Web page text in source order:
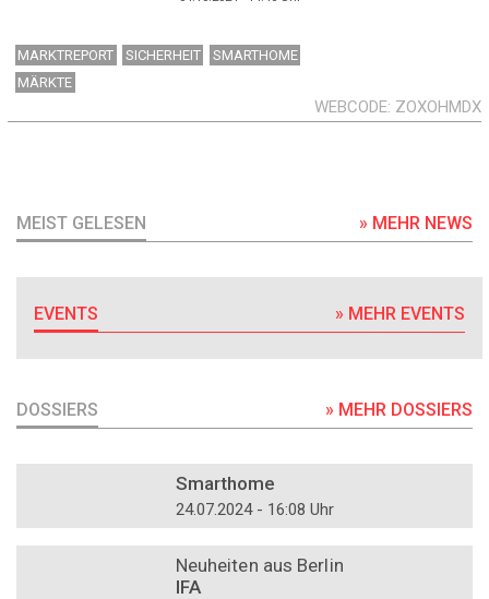
MARKTREPORT SICHERHEIT
SMARTHOME
MÄRKTE
WEBCODE ZOXOHMDX
MEIST GELESEN » MEHR NEWS
EVENTS » MEHR EVENTS
DOSSIERS » MEHR DOSSIERS
Smarthome
24.07.2024 - 16:08 Uhr
Neuheiten aus Berlin
IFA